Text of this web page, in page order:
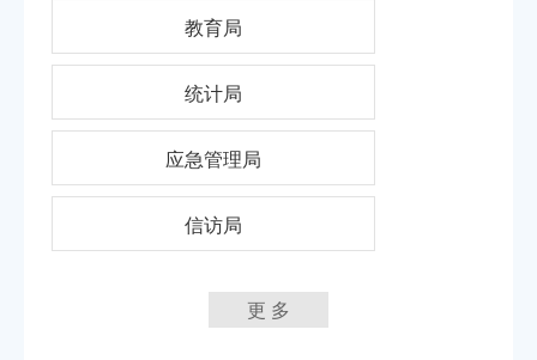
教育局
统计局
应急管理局
信访局
更 多